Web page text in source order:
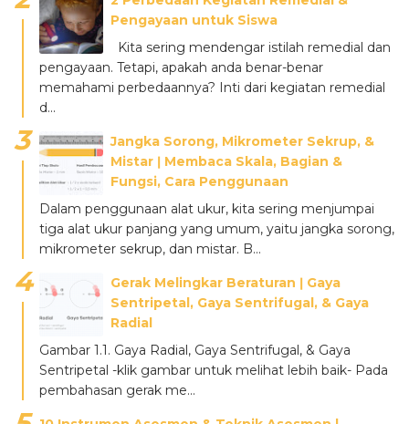
Pengayaan untuk Siswa
Kita sering mendengar istilah remedial dan
pengayaan. Tetapi, apakah anda benar-benar
memahami perbedaannya? Inti dari kegiatan remedial
d...
Jangka Sorong, Mikrometer Sekrup, &
Mistar ǀ Membaca Skala, Bagian &
Fungsi, Cara Penggunaan
Dalam penggunaan alat ukur, kita sering menjumpai
tiga alat ukur panjang yang umum, yaitu jangka sorong,
mikrometer sekrup, dan mistar. B...
Gerak Melingkar Beraturan ǀ Gaya
Sentripetal, Gaya Sentrifugal, & Gaya
Radial
Gambar 1.1. Gaya Radial, Gaya Sentrifugal, & Gaya
Sentripetal -klik gambar untuk melihat lebih baik- Pada
pembahasan gerak me...